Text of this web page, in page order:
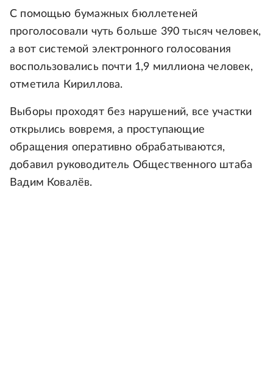
С помощью бумажных бюллетеней
проголосовали чуть больше 390 тысяч человек,
а вот системой электронного голосования
воспользовались почти 1,9 миллиона человек,
отметила Кириллова.
Выборы проходят без нарушений, все участки
открылись вовремя, а проступающие
обращения оперативно обрабатываются,
добавил руководитель Общественного штаба
Вадим Ковалёв.